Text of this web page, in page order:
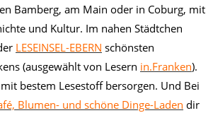
Bamberg, am Main oder in Coburg, mit
und Kultur. Im nahen Städtchen
LESEINSEL-EBERN schönsten
(ausgewählt von Lesern in.Franken).
bestem Lesestoff bersorgen. Und Bei
Blumen- und schöne Dinge-Laden dir